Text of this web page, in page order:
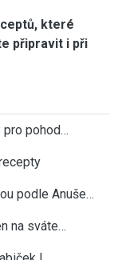
které
připravit i při
pro pohod…
podle Anuše…
na sváte…